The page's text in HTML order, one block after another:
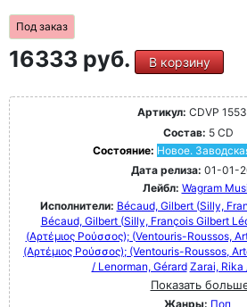
Под заказ
16333 руб. В корзину
Артикул: CDVP
Состав: 5 CD
Состояние: Новое.
Дата релиза: 01-01-
Лейбл: Wagram
Исполнители: Bécaud, Gilbert (Silly,
Bécaud, Gilbert (Silly, François Gilbert
(Αρτέμιος Ρούσσος); (Ventouris-Roussos,
(Αρτέμιος Ρούσσος); (Ventouris-Roussos,
/ Lenorman, Gérard Zarai, Rika
Показать
Жанры: Поп